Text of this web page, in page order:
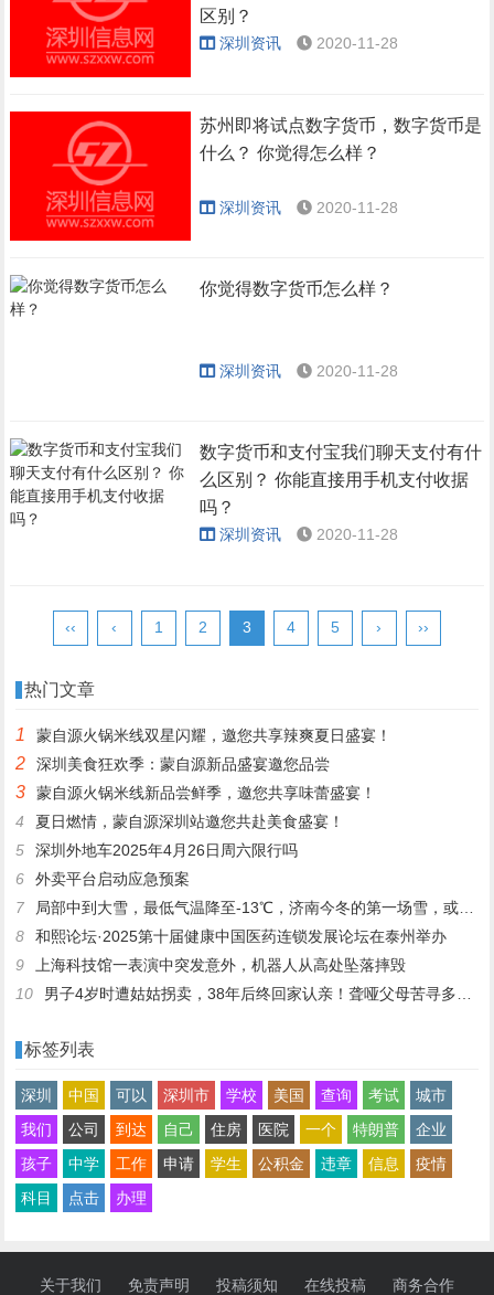
区别？
深圳资讯 2020-11-28
苏州即将试点数字货币，数字货币是
什么？ 你觉得怎么样？
深圳资讯 2020-11-28
你觉得数字货币怎么样？
深圳资讯 2020-11-28
数字货币和支付宝我们聊天支付有什
么区别？ 你能直接用手机支付收据
吗？
深圳资讯 2020-11-28
‹‹ ‹ 1 2 3 4 5 › ››
热门文章
1 蒙自源火锅米线双星闪耀，邀您共享辣爽夏日盛宴！
2 深圳美食狂欢季：蒙自源新品盛宴邀您品尝
3
蒙自源火锅米线新品尝鲜季，邀您共享味蕾盛宴！
4
夏日燃情，蒙自源深圳站邀您共赴美食盛宴！
5
深圳外地车2025年4月26日周六限行吗
6
外卖平台启动应急预案
7
局部中到大雪，最低气温降至-13℃，济南今冬的第一场雪，或跟去年同一时间！
8
和熙论坛·2025第十届健康中国医药连锁发展论坛在泰州举办
9
上海科技馆一表演中突发意外，机器人从高处坠落摔毁
10
男子4岁时遭姑姑拐卖，38年后终回家认亲！聋哑父母苦寻多年，母亲已抱憾离世丨红星寻人
标签列表
深圳 中国 可以 深圳市 学校 美国 查询 考试
城市
我们
公司 到达 自己 住房 医院 一个 特朗普
企业
孩子
中学 工作 申请 学生 公积金 违章 信息
疫情
科目
点击 办理
关于我们 免责声明 投稿须知 在线投稿 商务合作